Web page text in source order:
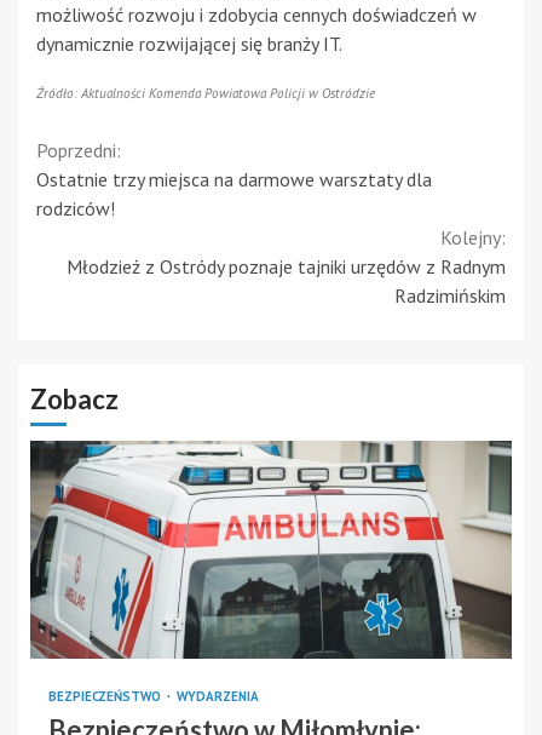
możliwość rozwoju i zdobycia cennych doświadczeń w
dynamicznie rozwijającej się branży IT.
Źródło: Aktualności Komenda Powiatowa Policji w Ostródzie
Continue
Reading
Poprzedni:
Ostatnie trzy miejsca na darmowe warsztaty dla
rodziców!
Kolejny:
Młodzież z Ostródy poznaje tajniki urzędów z Radnym
Radzimińskim
Zobacz
BEZPIECZEŃSTWO WYDARZENIA